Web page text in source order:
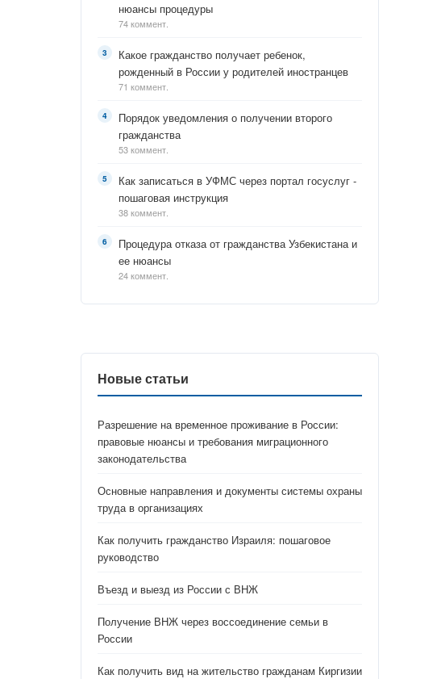
нюансы процедуры
74 коммент.
Какое гражданство получает ребенок,
рожденный в России у родителей иностранцев
71 коммент.
Порядок уведомления о получении второго
гражданства
53 коммент.
Как записаться в УФМС через портал госуслуг -
пошаговая инструкция
38 коммент.
Процедура отказа от гражданства Узбекистана и
ее нюансы
24 коммент.
Новые статьи
Разрешение на временное проживание в России:
правовые нюансы и требования миграционного
законодательства
Основные направления и документы системы охраны
труда в организациях
Как получить гражданство Израиля: пошаговое
руководство
Въезд и выезд из России с ВНЖ
Получение ВНЖ через воссоединение семьи в
России
Как получить вид на жительство гражданам Киргизии